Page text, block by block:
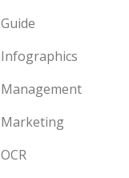
Guide
Infographics
Management
Marketing
OCR